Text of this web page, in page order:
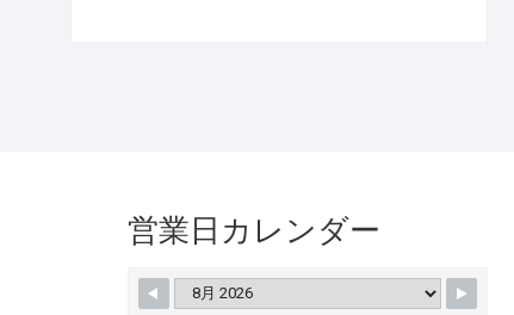
営業日カレンダー